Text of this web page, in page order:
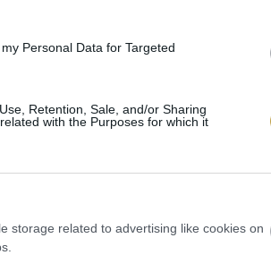
Personal Data for Targeted
Retention, Sale, and/or Sharing
with the Purposes for which it
storage related to advertising like cookies on